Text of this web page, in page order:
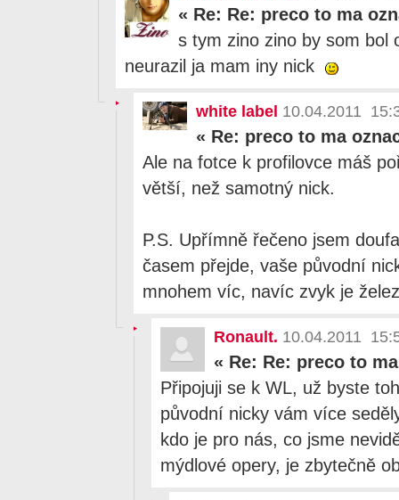
« Re: Re: preco to ma
s tym zino zino by som bol
neurazil ja mam iny nick
white label 10.04.2011
« Re: preco to ma
Ale na fotce k profilovce máš
větší, než samotný nick.
P.S. Upřímně řečeno jsem
časem přejde, vaše původní
mnohem víc, navíc zvyk je
Ronault. 10.04.2011
« Re: Re: preco to
Připojuji se k WL, už byste
původní nicky vám více
kdo je pro nás, co jsme
mýdlové opery, je zbytečně